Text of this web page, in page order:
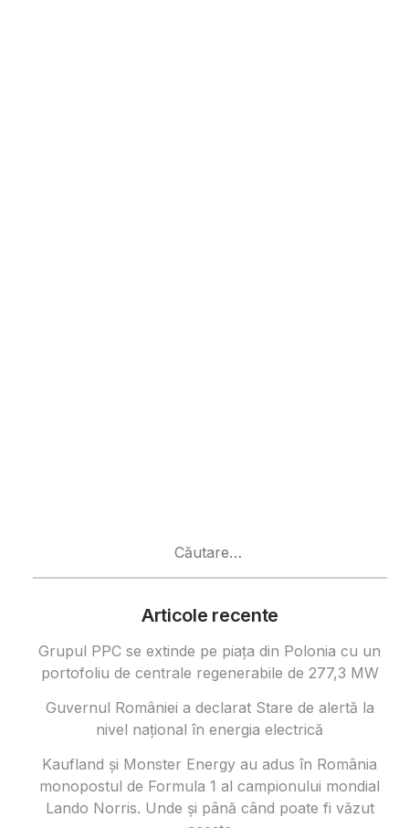
Articole recente
Grupul PPC se extinde pe piața din Polonia cu un
portofoliu de centrale regenerabile de 277,3 MW
Guvernul României a declarat Stare de alertă la
nivel național în energia electrică
Kaufland și Monster Energy au adus în România
monopostul de Formula 1 al campionului mondial
Lando Norris. Unde și până când poate fi văzut